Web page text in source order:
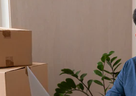
A plataforma criativa para você direcionar
seu melhor trabalho. Mais de 1 milhão de
assinantes entre criativos, empresas,
agências e estúdios.
Português